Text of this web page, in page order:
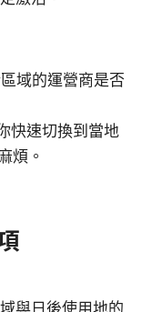
域的運營商是否
快速切換到當地
煩。
與日後使用地的